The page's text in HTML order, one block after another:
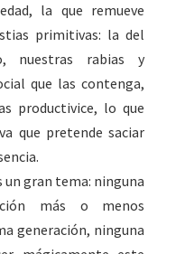
la que remueve
primitivas: la del
nuestras rabias y
que las contenga,
productivice, lo que
que pretende saciar
un gran tema: ninguna
más o menos
generación, ninguna